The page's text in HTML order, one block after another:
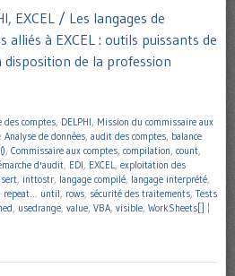
EXCEL / Les langages de
à EXCEL : outils puissants de
de la profession
des comptes, DELPHI, Mission du commissaire aux
Analyse de données, audit des comptes, balance
, Commissaire aux comptes, compilation, count,
d'audit, EDI, EXCEL, exploitation des
, inttostr, langage compilé, langage interprété,
repeat… until, rows, sécurité des traitements, Tests
, usedrange, value, VBA, visible, WorkSheets[]